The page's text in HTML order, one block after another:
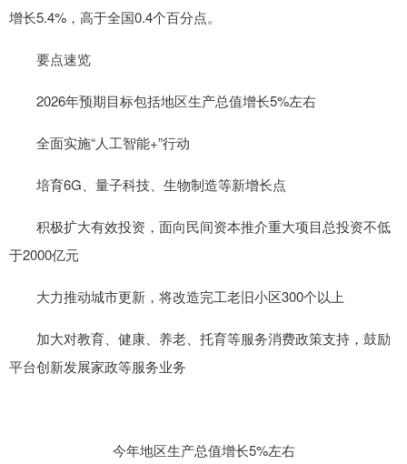
增长5.4%，高于全国0.4个百分点。
要点速览
2026年预期目标包括地区生产总值增长5%左右
全面实施“人工智能+”行动
培育6G、量子科技、生物制造等新增长点
积极扩大有效投资，面向民间资本推介重大项目总投资不低
于2000亿元
大力推动城市更新，将改造完工老旧小区300个以上
加大对教育、健康、养老、托育等服务消费政策支持，鼓励
平台创新发展家政等服务业务
今年地区生产总值增长5%左右